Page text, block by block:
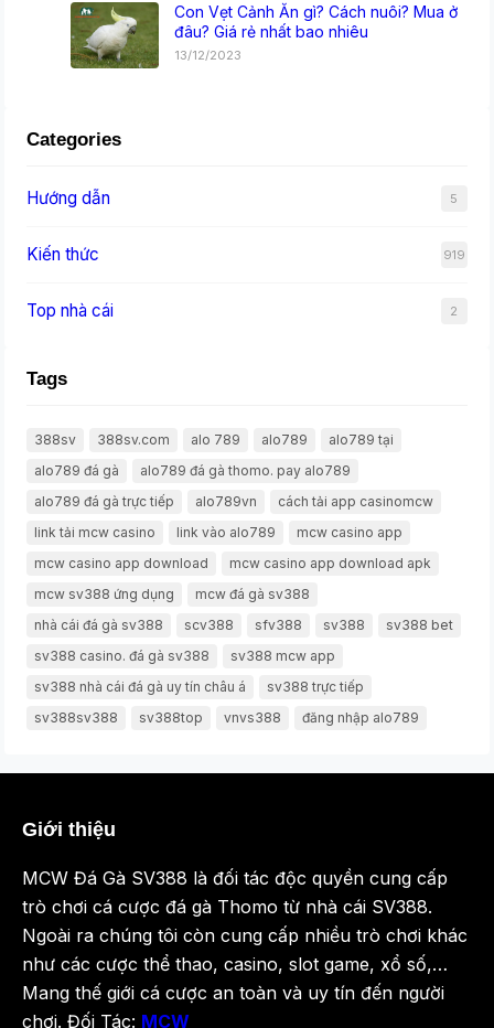
Con Vẹt Cảnh Ăn gì? Cách nuôi? Mua ở
đâu? Giá rẻ nhất bao nhiêu
13/12/2023
Categories
Hướng dẫn 5
Kiến thức 919
Top nhà cái 2
Tags
388sv 388sv.com alo 789 alo789
alo789 tại
alo789 đá gà
alo789 đá gà thomo. pay alo789
alo789 đá gà trực tiếp
alo789vn
cách tải app casinomcw
link tải mcw casino
link vào alo789
mcw casino app
mcw casino app download
mcw casino app download apk
mcw sv388 ứng dụng
mcw đá gà sv388
nhà cái đá gà sv388
scv388 sfv388 sv388
sv388 bet
sv388 casino. đá gà sv388
sv388 mcw app
sv388 nhà cái đá gà uy tín châu á
sv388 trực tiếp
sv388sv388
sv388top vnvs388 đăng nhập alo789
Giới thiệu
MCW Đá Gà SV388 là đối tác độc quyền cung cấp
trò chơi cá cược đá gà Thomo từ nhà cái SV388.
Ngoài ra chúng tôi còn cung cấp nhiều trò chơi khác
như các cược thể thao, casino, slot game, xổ số,…
Mang thế giới cá cược an toàn và uy tín đến người
chơi. Đối Tác: MCW